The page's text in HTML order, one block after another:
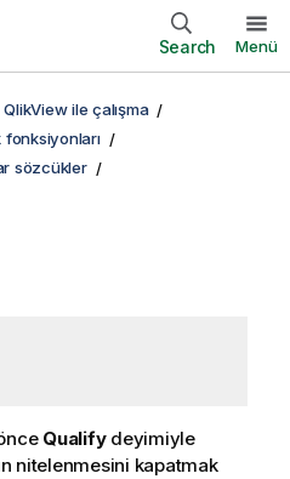
Search Menü
QlikView ile çalışma
sözcükler
Qualifydeyimiyle
nitelenmesini kapatmak